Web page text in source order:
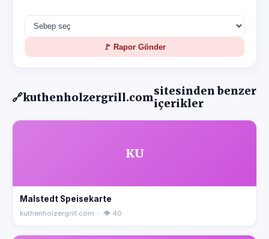
🚩 Rapor Gönder
🔗kuthenholzergrill.comsitesinden benzer
içerikler
KU
Malstedt Speisekarte
kuthenholzergrill.com · 👁 40